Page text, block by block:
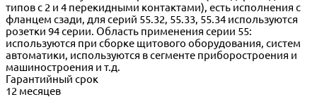
типов с 2 и 4 перекидными контактами), есть исполнения с
фланцем сзади, для серий 55.32, 55.33, 55.34 используются
розетки 94 серии. Область применения серии 55:
используются при сборке щитового оборудования, систем
автоматики, используются в сегменте приборостроения и
машиностроения и т.д.
Гарантийный срок
12 месяцев